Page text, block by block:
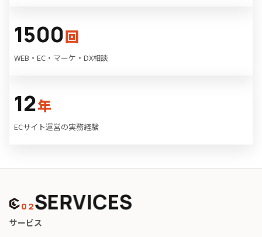
1500回
WEB・EC・マーケ・DX相談
12年
ECサイト運営の実務経験
02SERVICES
サービス